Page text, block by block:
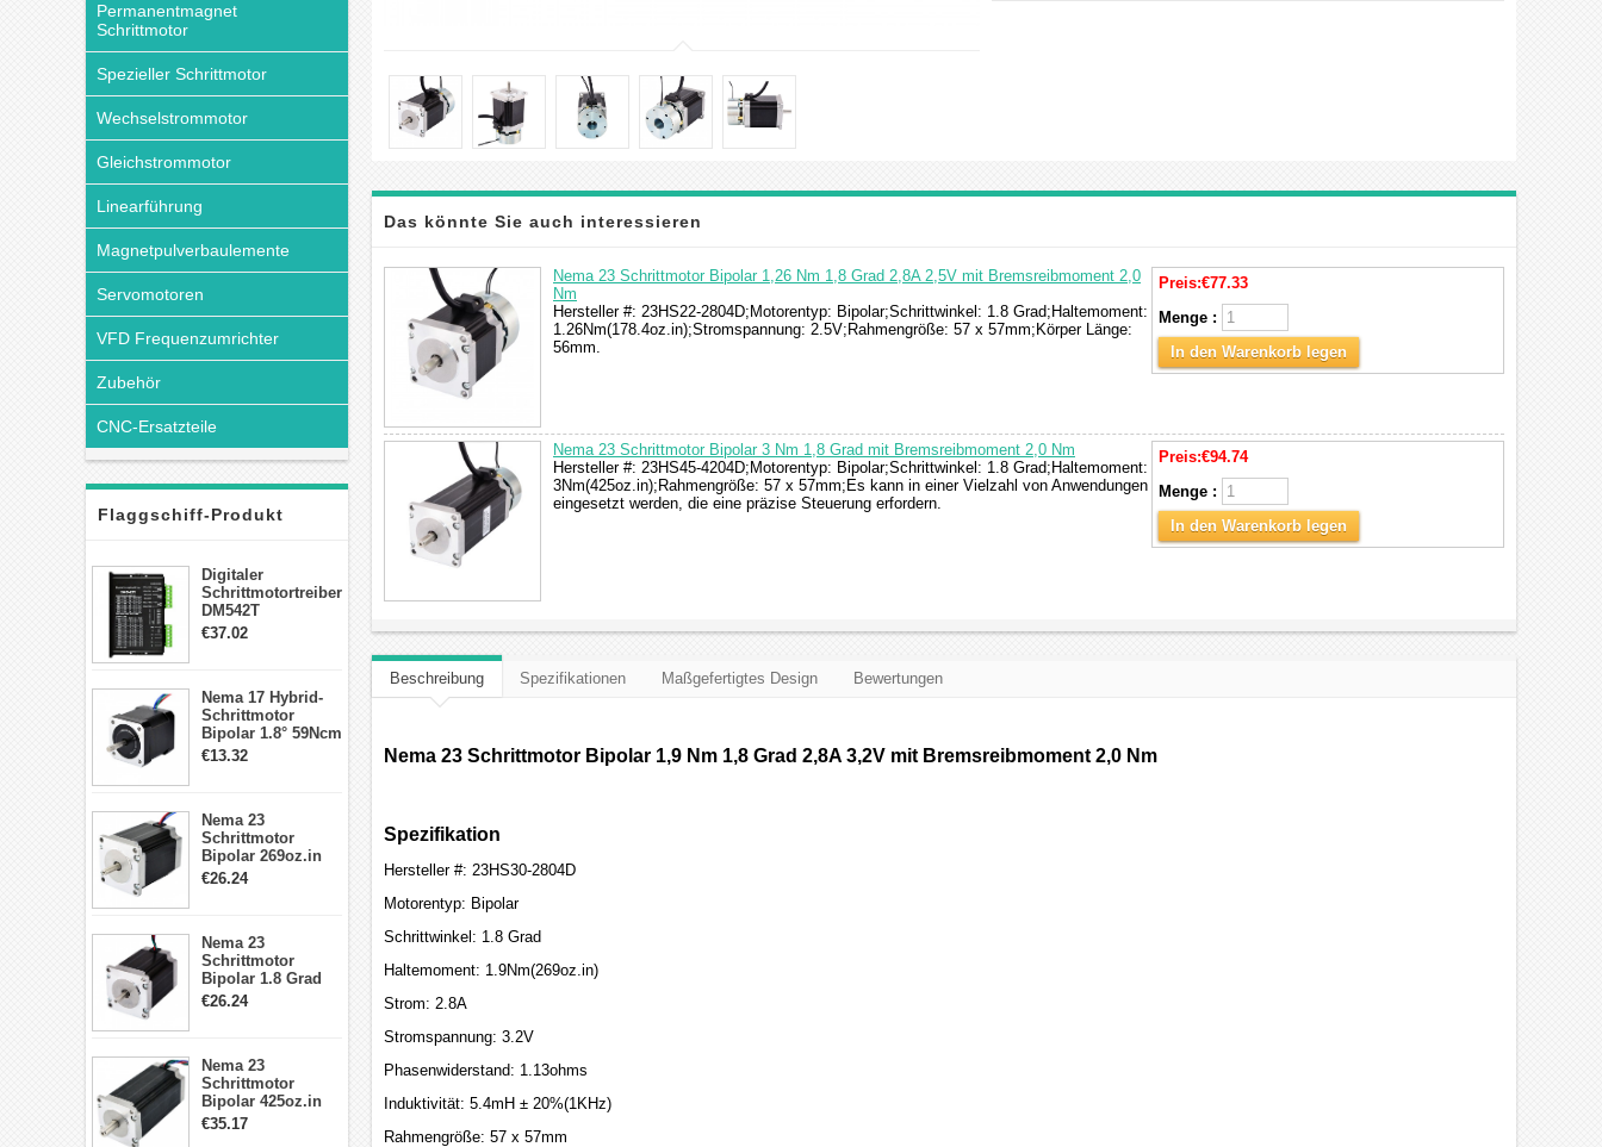
Permanentmagnet
Schrittmotor
Spezieller Schrittmotor
Wechselstrommotor
Gleichstrommotor
Linearführung
Magnetpulverbaulemente
Servomotoren
VFD Frequenzumrichter
Zubehör
CNC-Ersatzteile
Flaggschiff-Produkt
Digitaler
Schrittmotortreiber
DM542T
Schrittmotor
Schrittmotor
€37.02
Nema 17 Hybrid-
Schrittmotor
Bipolar 1.8° 59Ncm
2A 4 Drähte mit 1m
€13.32
Nema 23
Schrittmotor
Bipolar 269oz.in
2,8A 57x57x76mm
€26.24
Nema 23
Schrittmotor
Bipolar 1.8 Grad
1.9Nm 3A 3.36V 4
€26.24
Nema 23
Schrittmotor
Bipolar 425oz.in
4.2A 57x57x114mm
€35.17
Das könnte Sie auch interessieren
Nema 23 Schrittmotor Bipolar 1,26 Nm 1,8 Grad 2,8A 2,5V mit Bremsreibmoment 2,0
Nm
Hersteller #: 23HS22-2804D;Motorentyp: Bipolar;Schrittwinkel: 1.8 Grad;Haltemoment:
1.26Nm(178.4oz.in);Stromspannung: 2.5V;Rahmengröße: 57 x 57mm;Körper Länge:
56mm.
Preis:€77.33
Menge :
In den Warenkorb legen
Nema 23 Schrittmotor Bipolar 3 Nm 1,8 Grad mit Bremsreibmoment 2,0 Nm
Hersteller #: 23HS45-4204D;Motorentyp: Bipolar;Schrittwinkel: 1.8 Grad;Haltemoment:
3Nm(425oz.in);Rahmengröße: 57 x 57mm;Es kann in einer Vielzahl von Anwendungen
eingesetzt werden, die eine präzise Steuerung erfordern.
Preis:€94.74
Menge :
In den Warenkorb legen
Beschreibung Spezifikationen Maßgefertigtes Design Bewertungen
Nema 23 Schrittmotor Bipolar 1,9 Nm 1,8 Grad 2,8A 3,2V mit Bremsreibmoment 2,0 Nm
Spezifikation
Hersteller #: 23HS30-2804D
Motorentyp: Bipolar
Schrittwinkel: 1.8 Grad
Haltemoment: 1.9Nm(269oz.in)
Strom: 2.8A
Stromspannung: 3.2V
Phasenwiderstand: 1.13ohms
Induktivität: 5.4mH ± 20%(1KHz)
Rahmengröße: 57 x 57mm